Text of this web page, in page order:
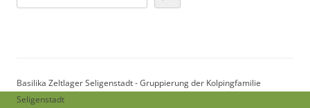
Basilika Zeltlager Seligenstadt - Gruppierung der Kolpingfamilie
Seligenstadt